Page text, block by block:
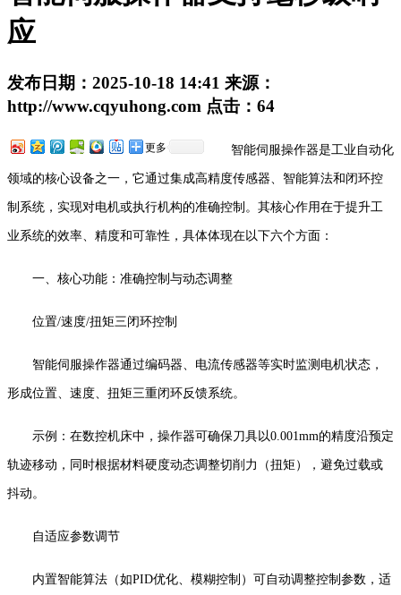
应
发布日期： 2025-10-18 14:41 来源：
http://www.cqyuhong.com 点击： 64
更多 智能伺服操作器是工业自动化
领域的核心设备之一，它通过集成高精度传感器、智能算法和闭环控
制系统，实现对电机或执行机构的准确控制。其核心作用在于提升工
业系统的效率、精度和可靠性，具体体现在以下六个方面：
一、核心功能：准确控制与动态调整
位置/速度/扭矩三闭环控制
智能伺服操作器通过编码器、电流传感器等实时监测电机状态，
形成位置、速度、扭矩三重闭环反馈系统。
示例：在数控机床中，操作器可确保刀具以0.001mm的精度沿预定
轨迹移动，同时根据材料硬度动态调整切削力（扭矩），避免过载或
抖动。
自适应参数调节
内置智能算法（如PID优化、模糊控制）可自动调整控制参数，适